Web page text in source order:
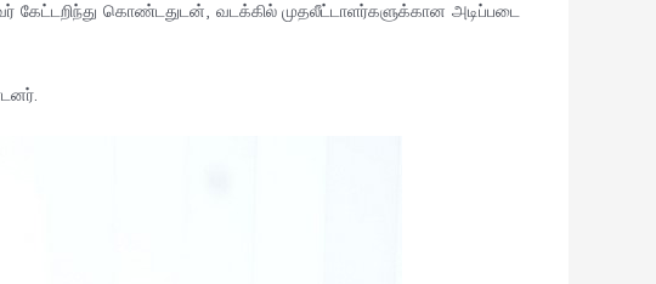
கேட்டறிந்து கொண்டதுடன், வடக்கில் முதலீட்டாளர்களுக்கான அடிப்படை